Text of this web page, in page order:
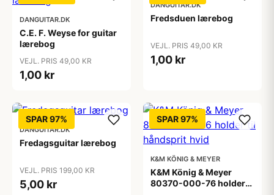
DANGUITAR.DK
C.E. F. Weyse for guitar
lærebog
VEJL. PRIS 49,00 KR
1,00 kr
DANGUITAR.DK
Fredsduen lærebog
VEJL. PRIS 49,00 KR
1,00 kr
SPAR 97%
DANGUITAR.DK
Fredagsguitar lærebog
VEJL. PRIS 199,00 KR
5,00 kr
SPAR 97%
K&M KÖNIG & MEYER
K&M König & Meyer
80370-000-76 holder